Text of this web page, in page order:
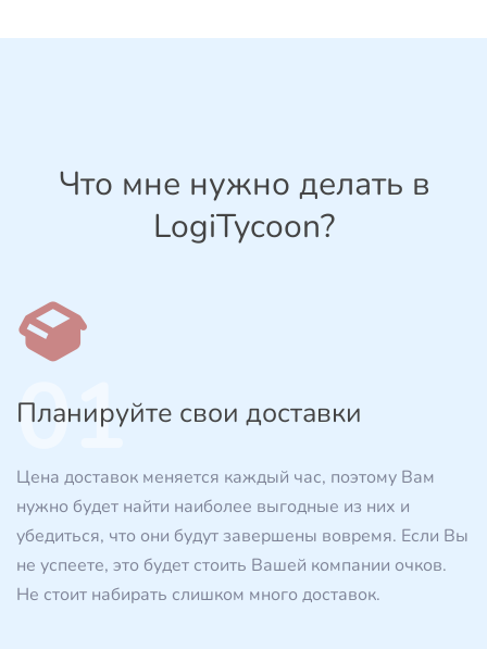
Что мне нужно делать в
LogiTycoon?
01
Планируйте свои доставки
Цена доставок меняется каждый час, поэтому Вам
нужно будет найти наиболее выгодные из них и
убедиться, что они будут завершены вовремя. Если Вы
не успеете, это будет стоить Вашей компании очков.
Не стоит набирать слишком много доставок.